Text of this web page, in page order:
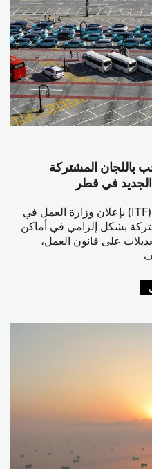
باللجان المشتركة
في قطر
يرحب الاتحاد الدولي لعمال النقل (ITF) بإعلان وزارة العمل في
بشكل إلزامي في أماكن
على قانون العمل،